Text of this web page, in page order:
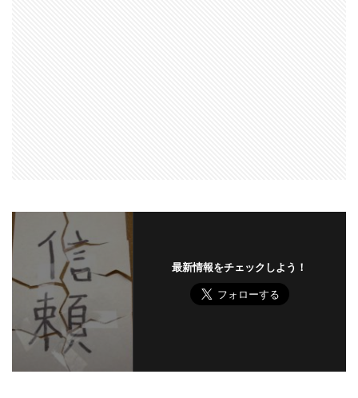
最新情報をチェックしよう！